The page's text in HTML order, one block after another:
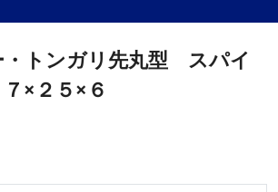
・トンガリ先丸型 スパイ
×２５×６